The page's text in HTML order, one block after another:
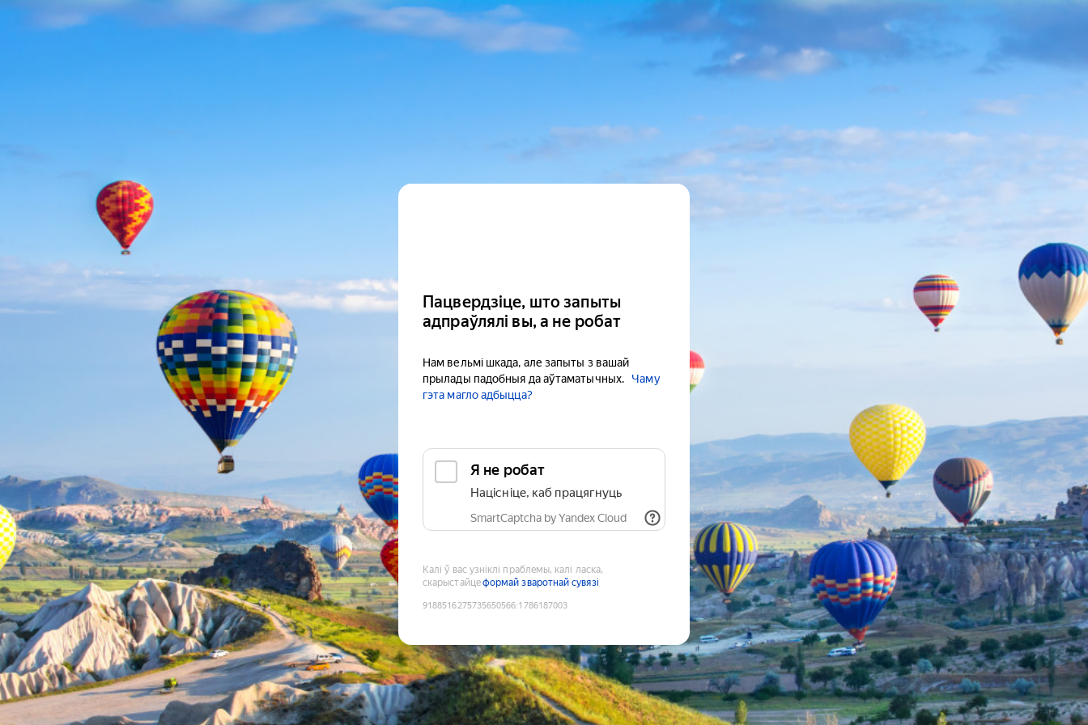
Пацвердзіце, што запыты
адпраўлялі вы, а не робат
Нам вельмі шкада, але запыты з вашай
прылады падобныя да аўтаматычных.
Чаму
гэта магло адбыцца?
Я не робат
Націсніце, каб працягнуць
SmartCaptcha by Yandex Cloud
Калі ў вас узніклі праблемы, калі ласка,
скарыстайцеформай зваротнай сувязі
9188516275735650566:1786187003